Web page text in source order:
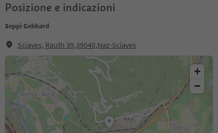
Posizione e indicazioni
Seppi Gebhard
Sciaves, Rauth 39,39040,Naz-Sciaves
+
−